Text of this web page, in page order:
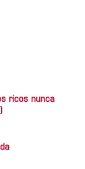
ricos nunca